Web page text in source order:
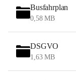
waldreichen
Das Wandern ist
Tätigkeit. Das
Wiesen, Wälder
Busfahrplan
0,58 MB
DSGVO
1,63 MB